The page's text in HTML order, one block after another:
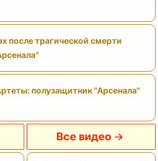
после трагической смерти
полузащитник "Арсенала"
Все видео